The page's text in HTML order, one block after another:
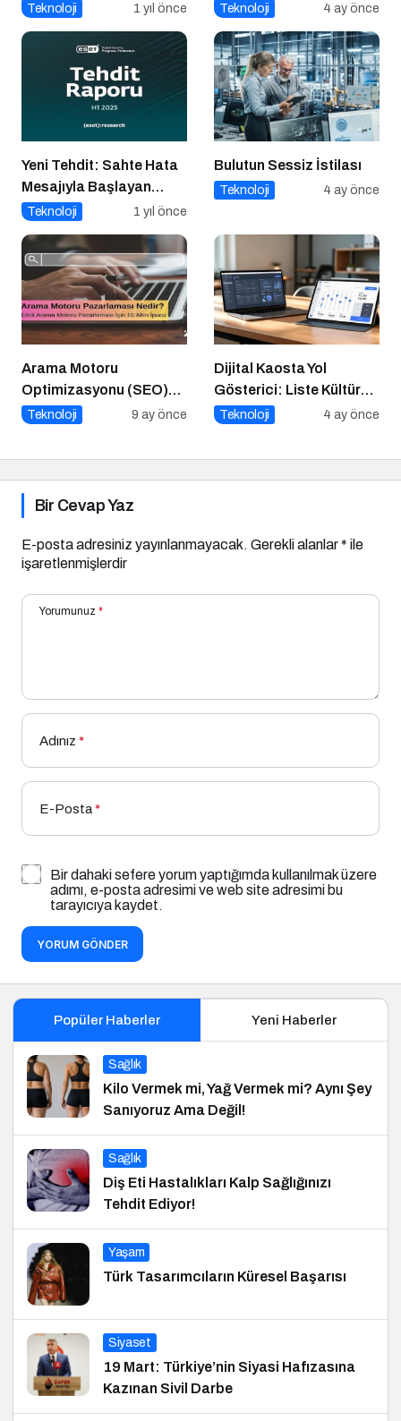
Teknoloji 1 yıl önce Teknoloji 4 ay önce
Yeni Tehdit: Sahte Hata
Mesajıyla Başlayan
Siber Saldırılar
Teknoloji 1 yıl önce
Bulutun Sessiz İstilası
Teknoloji 4 ay önce
Arama Motoru
Optimizasyonu (SEO)
Nedir? Etkili SEO İçin 10
Teknoloji 9 ay önce
Dijital Kaosta Yol
Gösterici: Liste Kültürü
ve İnteraktif Çözümlerin
Teknoloji 4 ay önce
Bir Cevap Yaz
E-posta adresiniz yayınlanmayacak. Gerekli alanlar* ile
işaretlenmişlerdir
Yorumunuz *
Adınız *
E-Posta*
Bir dahaki sefere yorum yaptığımda kullanılmak üzere
adımı, e-posta adresimi ve web site adresimi bu
tarayıcıya kaydet.
YORUM GÖNDER
Popüler Haberler Yeni Haberler
Sağlık
Kilo Vermek mi, Yağ Vermek mi? Aynı Şey
Sanıyoruz Ama Değil!
Sağlık
Diş Eti Hastalıkları Kalp Sağlığınızı
Tehdit Ediyor!
Yaşam
Türk Tasarımcıların Küresel Başarısı
Siyaset
19 Mart: Türkiye’nin Siyasi Hafızasına
Kazınan Sivil Darbe